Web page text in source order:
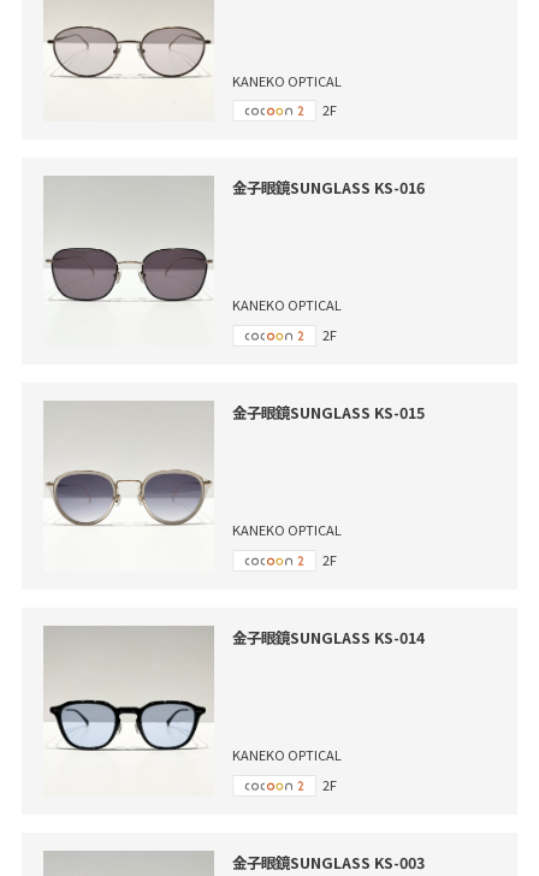
KANEKO OPTICAL
2F
金子眼鏡SUNGLASS KS-016
KANEKO OPTICAL
2F
金子眼鏡SUNGLASS KS-015
KANEKO OPTICAL
2F
金子眼鏡SUNGLASS KS-014
KANEKO OPTICAL
2F
金子眼鏡SUNGLASS KS-003